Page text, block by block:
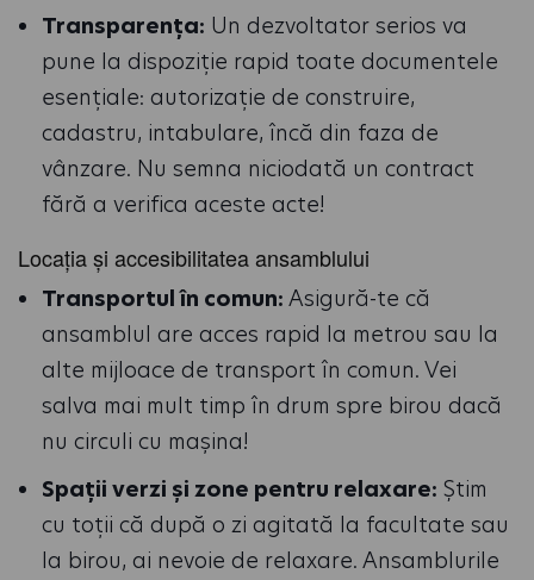
Transparența: Un dezvoltator serios va
pune la dispoziție rapid toate documentele
esențiale: autorizație de construire,
cadastru, intabulare, încă din faza de
vânzare. Nu semna niciodată un contract
fără a verifica aceste acte!
Locația și accesibilitatea ansamblului
Transportul în comun: Asigură-te că
ansamblul are acces rapid la metrou sau la
alte mijloace de transport în comun. Vei
salva mai mult timp în drum spre birou dacă
nu circuli cu mașina!
Spații verzi și zone pentru relaxare: Știm
cu toții că după o zi agitată la facultate sau
la birou, ai nevoie de relaxare. Ansamblurile